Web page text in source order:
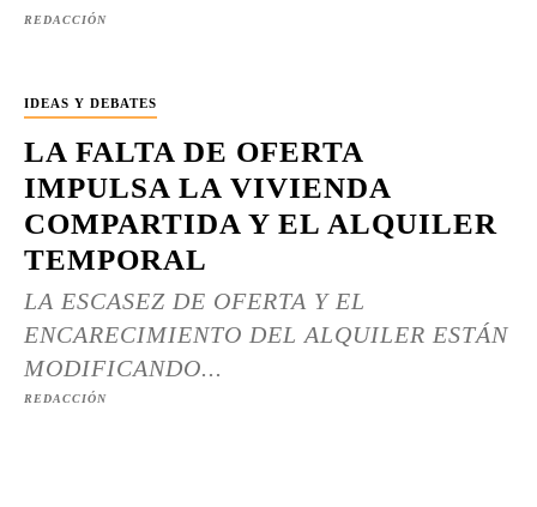
REDACCIÓN
IDEAS Y DEBATES
LA FALTA DE OFERTA
IMPULSA LA VIVIENDA
COMPARTIDA Y EL ALQUILER
TEMPORAL
LA ESCASEZ DE OFERTA Y EL
ENCARECIMIENTO DEL ALQUILER ESTÁN
MODIFICANDO...
REDACCIÓN